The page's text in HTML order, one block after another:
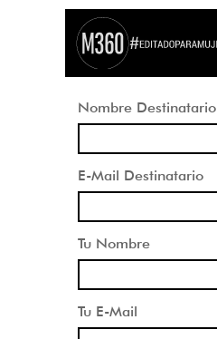
Nombre Destinatario
E-Mail Destinatario
Tu Nombre
Tu E-Mail